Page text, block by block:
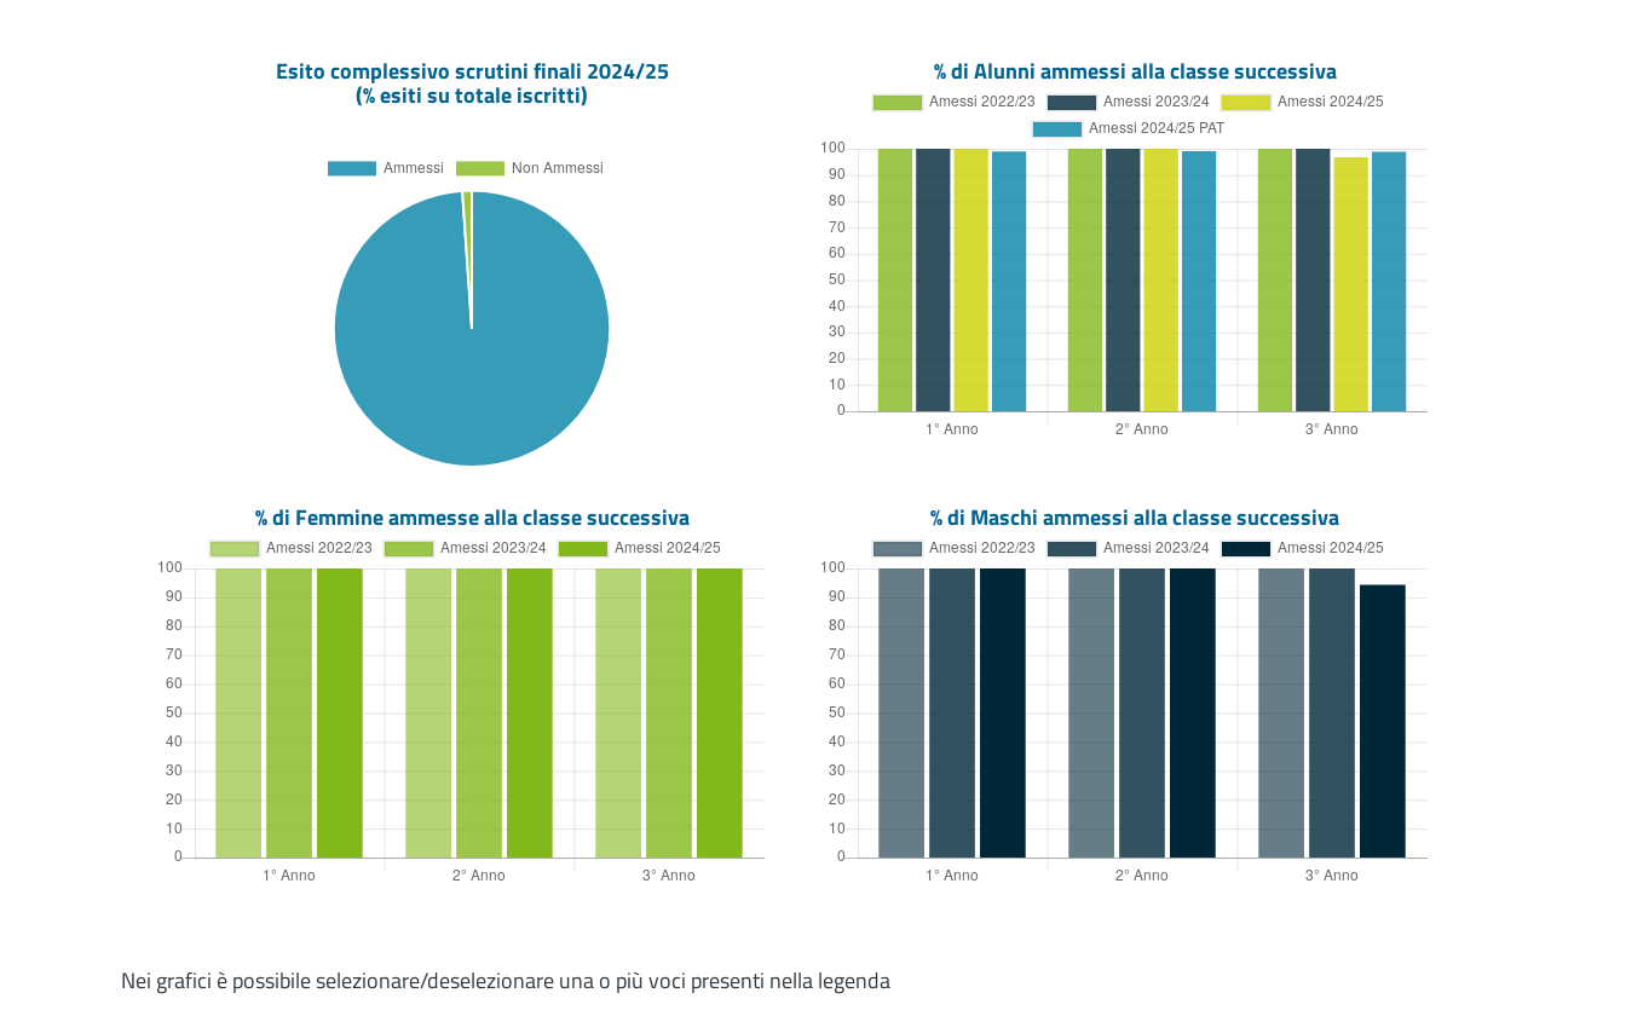
Esito complessivo scrutini finali 2024/25
(% esiti su totale iscritti)
% di Alunni ammessi alla classe successiva
% di Femmine ammesse alla classe successiva % di Maschi ammessi alla classe successiva
Nei grafici è possibile selezionare/deselezionare una o più voci presenti nella legenda